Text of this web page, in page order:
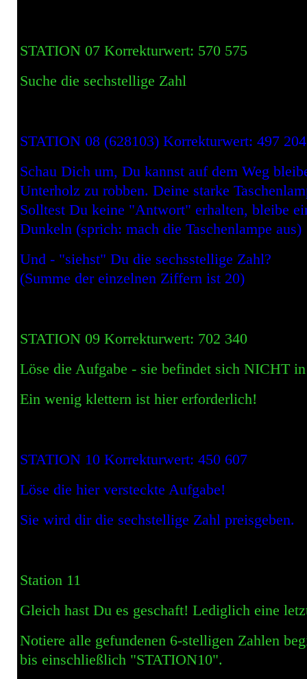
STATION 07 Korrekturwert: 570 575
Suche die sechstellige Zahl
STATION 08 (628103) Korrekturwert: 497 204
Schau Dich um, Du kannst auf dem Weg
Unterholz zu robben. Deine starke
Solltest Du keine "Antwort" erhalten, bleibe
Dunkeln (sprich: mach die Taschenlampe aus)
Und - "siehst" Du die sechsstellige Zahl?
(Summe der einzelnen Ziffern ist 20)
STATION 09 Korrekturwert: 702 340
Löse die Aufgabe - sie befindet sich NICHT
Ein wenig klettern ist hier erforderlich!
STATION 10 Korrekturwert: 450 607
Löse die hier versteckte Aufgabe!
Sie wird dir die sechstellige Zahl preisgeben.
Station 11
Gleich hast Du es geschaft! Lediglich eine
Notiere alle gefundenen 6-stelligen Zahlen
bis einschließlich "STATION10".